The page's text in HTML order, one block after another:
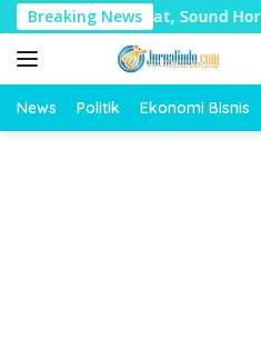
Langsung
ke
konten
Breaking News
Sound Horeg di
News Politik Ekonomi Bisnis